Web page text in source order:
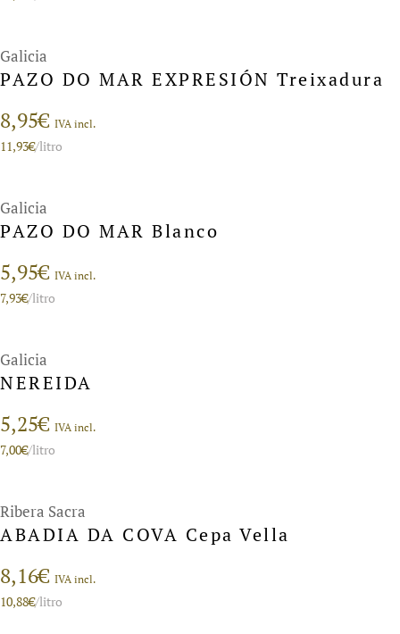
Galicia
PAZO DO MAR EXPRESIÓN Treixadura
8,95€ IVA incl.
11,93€/litro
Galicia
PAZO DO MAR Blanco
5,95€ IVA incl.
7,93€/litro
Galicia
NEREIDA
5,25€ IVA incl.
7,00€/litro
Ribera Sacra
ABADIA DA COVA Cepa Vella
8,16€ IVA incl.
10,88€/litro